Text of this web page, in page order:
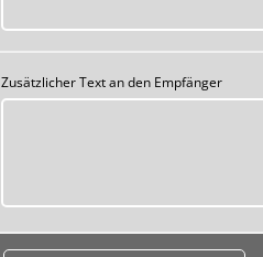
Zusätzlicher Text an den Empfänger